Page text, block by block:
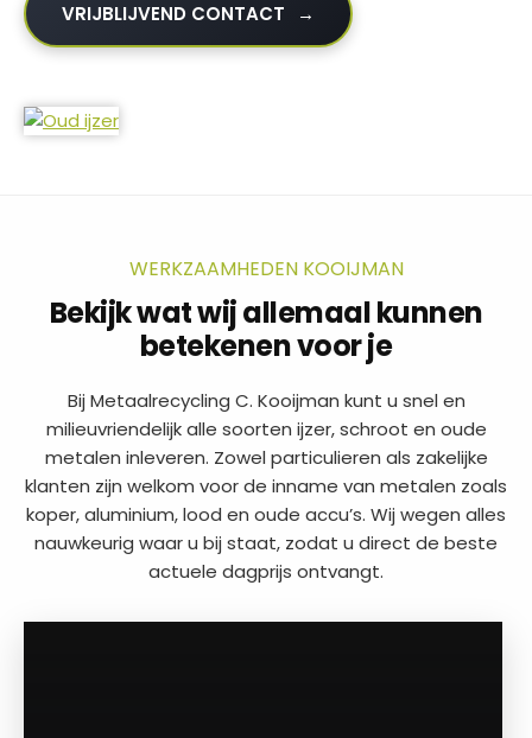
VRIJBLIJVEND CONTACT
WERKZAAMHEDEN KOOIJMAN
Bekijk wat wij allemaal kunnen
betekenen voor je
Bij Metaalrecycling C. Kooijman kunt u snel en
milieuvriendelijk alle soorten ijzer, schroot en oude
metalen inleveren. Zowel particulieren als zakelijke
klanten zijn welkom voor de inname van metalen zoals
koper, aluminium, lood en oude accu’s. Wij wegen alles
nauwkeurig waar u bij staat, zodat u direct de beste
actuele dagprijs ontvangt.